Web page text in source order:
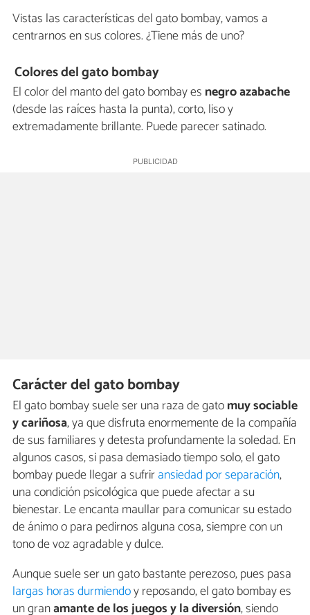
Vistas las características del gato bombay, vamos a
centrarnos en sus colores. ¿Tiene más de uno?
Colores del gato bombay
El color del manto del gato bombay es negro azabache
(desde las raíces hasta la punta), corto, liso y
extremadamente brillante. Puede parecer satinado.
Carácter del gato bombay
El gato bombay suele ser una raza de gatomuy sociable
y cariñosa, ya que disfruta enormemente de la compañía
de sus familiares y detesta profundamente la soledad. En
algunos casos, si pasa demasiado tiempo solo, el gato
bombay puede llegar a sufriransiedad por separación,
una condición psicológica que puede afectar a su
bienestar. Le encanta maullar para comunicar su estado
de ánimo o para pedirnos alguna cosa, siempre con un
tono de voz agradable y dulce.
Aunque suele ser un gato bastante perezoso, pues pasa
largas horas durmiendoy reposando, el gato bombay es
un granamante de los juegos y la diversión, siendo